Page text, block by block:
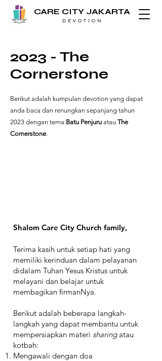
CARE CITY JAKARTA
D E V O T I O N
2023 - The
Cornerstone
Berikut adalah kumpulan devotion yang dapat
anda baca dan renungkan sepanjang tahun
2023 dengan tema Batu Penjuru atau The
Cornerstone.
Shalom Care City Church family,
Terima kasih untuk setiap hati yang
memiliki kerinduan dalam pelayanan
didalam Tuhan Yesus Kristus untuk
melayani dan belajar untuk
membagikan firmanNya.
Berikut adalah beberapa langkah-
langkah yang dapat membantu untuk
mempersiapkan materi sharingatau
kotbah:
Mengawali dengan doa